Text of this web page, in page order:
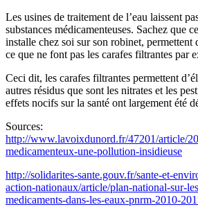
Les usines de traitement de l’eau laissent
substances médicamenteuses. Sachez que
installe chez soi sur son robinet, permettent
ce que ne font pas les carafes filtrantes par
Ceci dit, les carafes filtrantes permettent
autres résidus que sont les nitrates et les
effets nocifs sur la santé ont largement été
Sources:
http://www.lavoixdunord.fr/47201/article/
medicamenteux-une-pollution-insidieuse
http://solidarites-sante.gouv.fr/sante-et-
action-nationaux/article/plan-national-sur-
medicaments-dans-les-eaux-pnrm-2010-